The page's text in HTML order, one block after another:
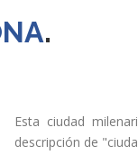
.
Esta ciudad
descripción de